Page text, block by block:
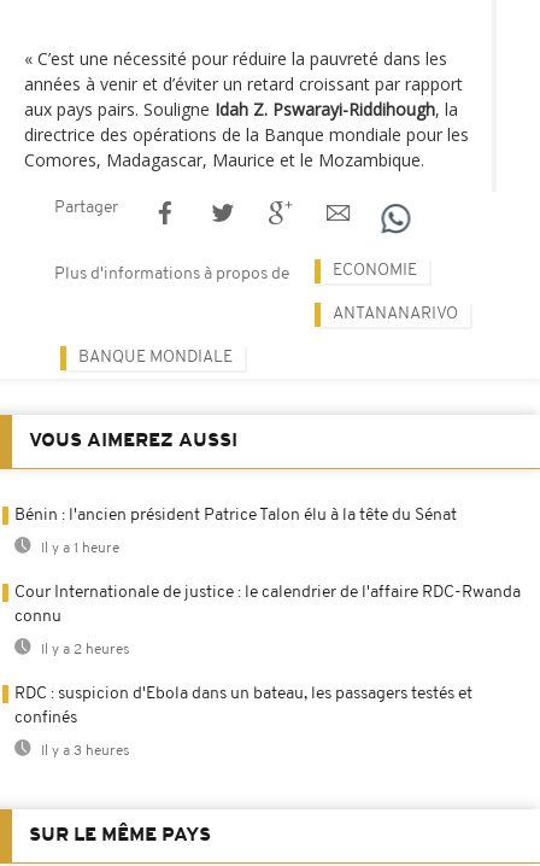
« C’est une nécessité pour réduire la pauvreté dans les
années à venir et d’éviter un retard croissant par rapport
aux pays pairs. Souligne Idah Z. Pswarayi-Riddihough, la
directrice des opérations de la Banque mondiale pour les
Comores, Madagascar, Maurice et le Mozambique.
Partager
Plus d'informations à propos de ECONOMIE
ANTANANARIVO
BANQUE MONDIALE
VOUS AIMEREZ AUSSI
Bénin : l'ancien président Patrice Talon élu à la tête du Sénat
Il y a 1 heure
Cour Internationale de justice : le calendrier de l'affaire RDC-Rwanda
connu
Il y a 2 heures
RDC : suspicion d'Ebola dans un bateau, les passagers testés et
confinés
Il y a 3 heures
SUR LE MÊME PAYS